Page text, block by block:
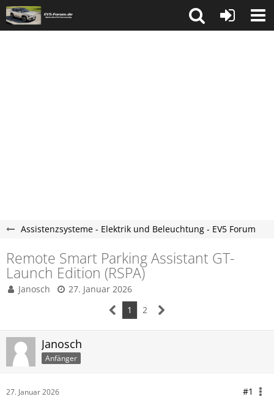
Assistenzsysteme - Elektrik und Beleuchtung - EV5 Forum
Remote Smart Parking Assistant GT-
Launch Edition (RSPA)
Janosch
27. Januar 2026
1
2
Janosch
Anfänger
27. Januar 2026 #1